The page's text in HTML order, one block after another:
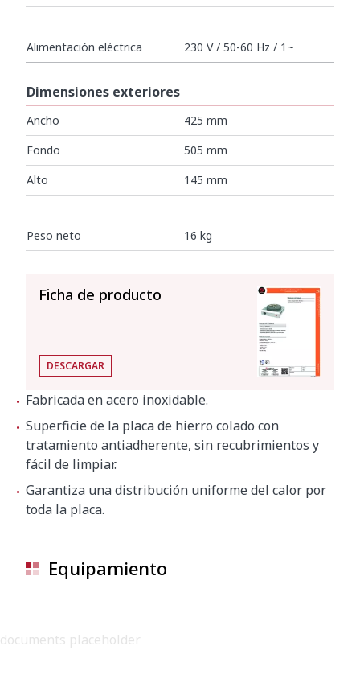
Alimentación eléctrica 230 V / 50-60 Hz / 1~
Dimensiones exteriores
Ancho
425 mm
Fondo
505 mm
Alto
145 mm
Peso neto 16 kg
Ficha de producto
DESCARGAR
Fabricada en acero inoxidable.
Superficie de la placa de hierro colado con
tratamiento antiadherente, sin recubrimientos y
fácil de limpiar.
Garantiza una distribución uniforme del calor por
toda la placa.
Equipamiento
documents placeholder